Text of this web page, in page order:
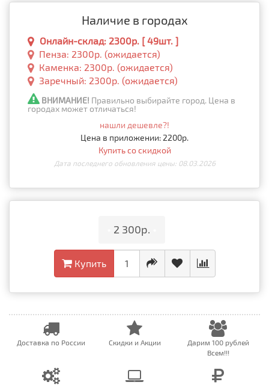
Наличие в городах
Онлайн-склад: 2300р. [ 49шт. ]
Пенза: 2300р. (ожидается)
Каменка: 2300р. (ожидается)
Заречный: 2300р. (ожидается)
ВНИМАНИЕ! Правильно выбирайте город. Цена в
городах может отличаться!
нашли дешевле?!
Цена в приложении: 2200р.
Купить со скидкой
Дата последнего обновления цены: 08.03.2026
2 300р.
Купить
Доставка по России Скидки и Акции
Дарим 100 рублей
Всем!!!